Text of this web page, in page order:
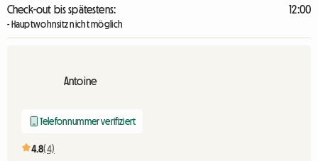
Check-out bis spätestens:
12:00
- Hauptwohnsitz nicht möglich
Antoine
Telefonnummer verifiziert
4.8(4)